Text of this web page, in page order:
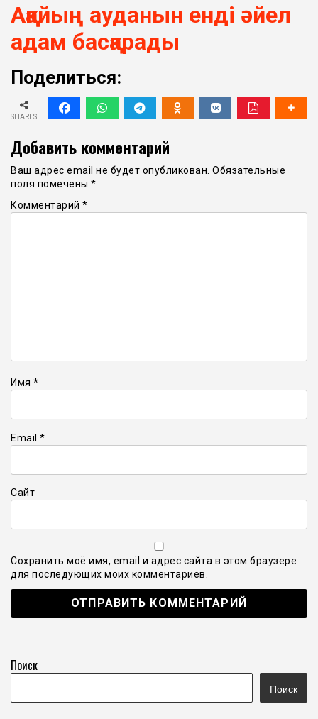
Аққайың ауданын енді әйел
адам басқарады
Поделиться:
SHARES
Добавить комментарий
Ваш адрес email не будет опубликован. Обязательные
поля помечены *
Комментарий *
Имя *
Email *
Сайт
Сохранить моё имя, email и адрес сайта в этом браузере
для последующих моих комментариев.
Поиск
Поиск